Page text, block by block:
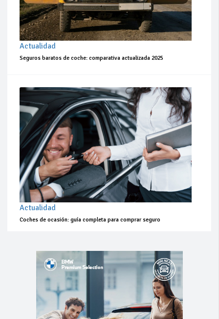
Actualidad
Seguros baratos de coche: comparativa actualizada 2025
Actualidad
Coches de ocasión: guía completa para comprar seguro